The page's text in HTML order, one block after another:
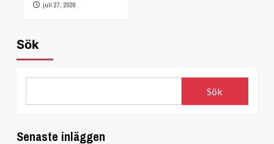
juli 27, 2026
Sök
Sök
Senaste inläggen